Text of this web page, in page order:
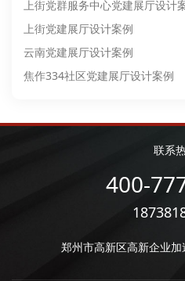
上街党群服务中心党建展厅设计
上街党建展厅设计案例
云南党建展厅设计案例
焦作334社区党建展厅设计案例
联系
400-
郑州市高新区高新企业